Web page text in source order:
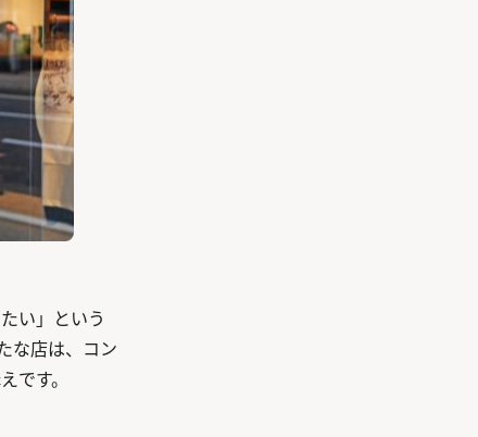
い」という
な店は、コン
です。